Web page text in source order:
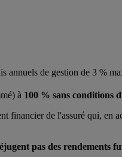
annuels de gestion de 3 %
à 100 % sans conditions
de l'assuré qui, en
pas des rendements